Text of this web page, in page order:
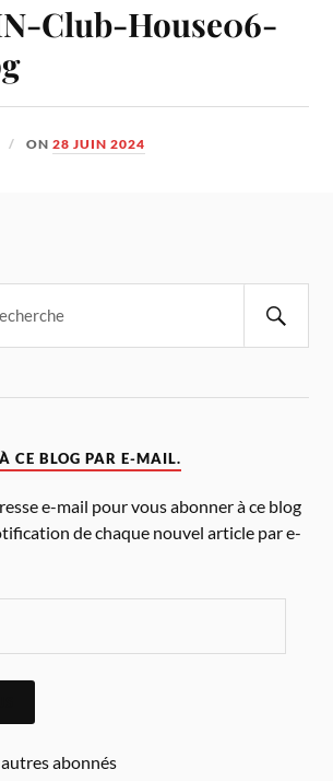
Club-House06-
ON28 JUIN 2024
CE BLOG PAR E-MAIL.
e-mail pour vous abonner à ce blog
de chaque nouvel article par e-
abonnés